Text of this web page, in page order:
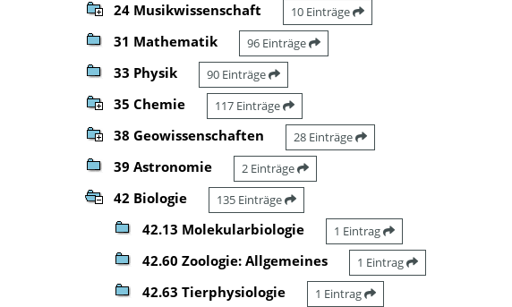
24 Musikwissenschaft 10 Einträge
31 Mathematik 96 Einträge
33 Physik 90 Einträge
35 Chemie 117 Einträge
38 Geowissenschaften 28 Einträge
39 Astronomie 2 Einträge
42 Biologie 135 Einträge
42.13 Molekularbiologie 1 Eintrag
42.60 Zoologie: Allgemeines 1 Eintrag
42.63 Tierphysiologie 1 Eintrag